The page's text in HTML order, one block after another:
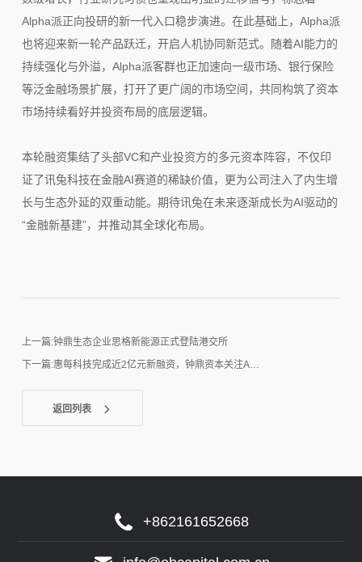
Alpha派正向投研的新一代入口稳步演进。在此基础上，Alpha派
也将迎来新一轮产品跃迁，开启人机协同新范式。随着AI能力的
持续强化与外溢，Alpha派客群也正加速向一级市场、银行保险
等泛金融场景扩展，打开了更广阔的市场空间，共同构筑了资本
市场持续看好并投资布局的底层逻辑。
本轮融资集结了头部VC和产业投资方的多元资本阵容，不仅印
证了讯兔科技在金融AI赛道的稀缺价值，更为公司注入了内生增
长与生态外延的双重动能。期待讯兔在未来逐渐成长为AI驱动的
“金融新基建”，并推动其全球化布局。
上一篇:钟鼎生态企业思格新能源正式登陆港交所
下一篇:惠每科技完成近2亿元新融资，钟鼎资本关注A…
返回列表
+862161652668